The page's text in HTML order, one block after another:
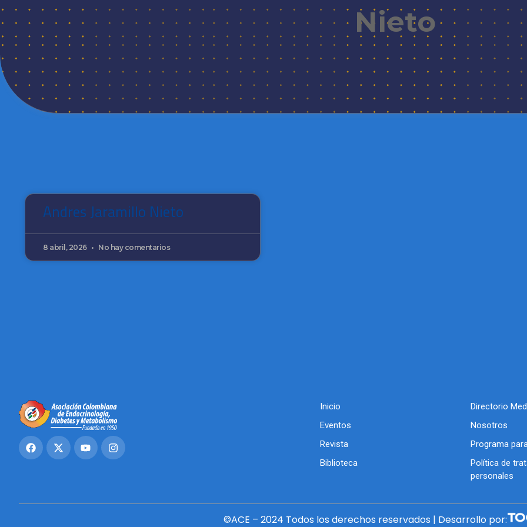
Nieto
Andres Jaramillo Nieto
8 abril, 2026 No hay comentarios
Inicio
Eventos
Revista
Biblioteca
Directorio
Nosotros
Programa
Política de
personales
©ACE – 2024 Todos los derechos reservados | Desarrollo por: